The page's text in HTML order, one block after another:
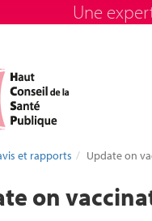
Une
et rapports Update on
on